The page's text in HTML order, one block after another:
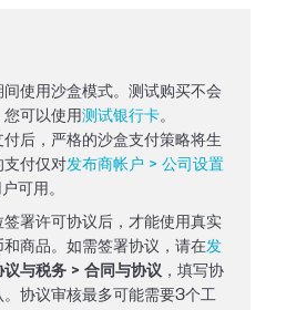
使用沙盒模式。测试购买不会
可以使用测试银行卡。
后，严格的沙盒支付策略将生
支付仅对发布商帐户 > 公司设置
可用。
签署许可协议后，才能使用真实
商品。如需签署协议，请在发
议与税务 > 合同与协议 ，填写协
协议审核最多可能需要3个工